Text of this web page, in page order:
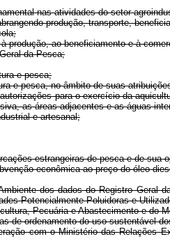
nas atividades do setor
produção, transporte,
produção, ao beneficiamento e à
da Pesca;
e pesca;
e pesca, no âmbito de suas
para o exercício da
as áreas adjacentes e as águas
e artesanal;
estrangeiras de pesca e de
econômica ao preço do óleo
dos dados do Registro Geral
Potencialmente Poluidoras e
Pecuária e Abastecimento e do
de ordenamento do uso sustentável
com o Ministério das Relações